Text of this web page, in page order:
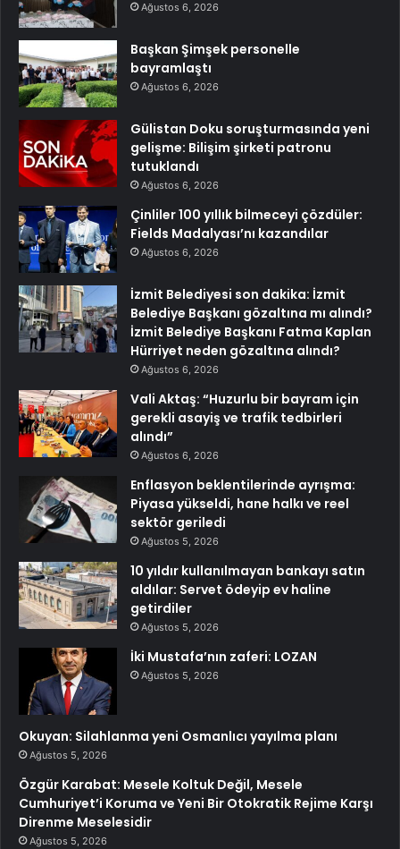
Ağustos 6, 2026
Başkan Şimşek personelle
bayramlaştı
Ağustos 6, 2026
Gülistan Doku soruşturmasında yeni
gelişme: Bilişim şirketi patronu
tutuklandı
Ağustos 6, 2026
Çinliler 100 yıllık bilmeceyi çözdüler:
Fields Madalyası’nı kazandılar
Ağustos 6, 2026
İzmit Belediyesi son dakika: İzmit
Belediye Başkanı gözaltına mı alındı?
İzmit Belediye Başkanı Fatma Kaplan
Hürriyet neden gözaltına alındı?
Ağustos 6, 2026
Vali Aktaş: “Huzurlu bir bayram için
gerekli asayiş ve trafik tedbirleri
alındı”
Ağustos 6, 2026
Enflasyon beklentilerinde ayrışma:
Piyasa yükseldi, hane halkı ve reel
sektör geriledi
Ağustos 5, 2026
10 yıldır kullanılmayan bankayı satın
aldılar: Servet ödeyip ev haline
getirdiler
Ağustos 5, 2026
İki Mustafa’nın zaferi: LOZAN
Ağustos 5, 2026
Okuyan: Silahlanma yeni Osmanlıcı yayılma planı
Ağustos 5, 2026
Özgür Karabat: Mesele Koltuk Değil, Mesele
Cumhuriyet’i Koruma ve Yeni Bir Otokratik Rejime Karşı
Direnme Meselesidir
Ağustos 5, 2026